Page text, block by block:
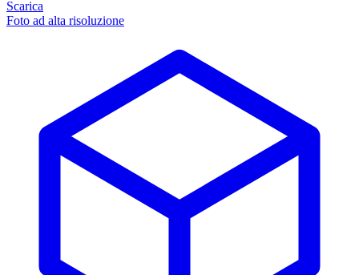
Scarica
Foto ad alta risoluzione